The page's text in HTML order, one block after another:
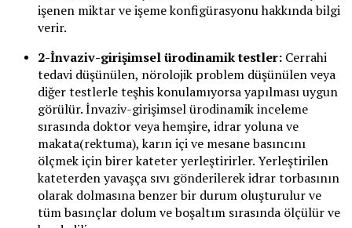
işenen miktar ve işeme konfigürasyonu hakkında bilgi
verir.
2-İnvaziv-girişimsel ürodinamik testler: Cerrahi
tedavi düşünülen, nörolojik problem düşünülen veya
diğer testlerle teşhis konulamıyorsa yapılması uygun
görülür. İnvaziv-girişimsel ürodinamik inceleme
sırasında doktor veya hemşire, idrar yoluna ve
makata(rektuma), karın içi ve mesane basıncını
ölçmek için birer kateter yerleştirirler. Yerleştirilen
kateterden yavaşça sıvı gönderilerek idrar torbasının
olarak dolmasına benzer bir durum oluşturulur ve
tüm basınçlar dolum ve boşaltım sırasında ölçülür ve